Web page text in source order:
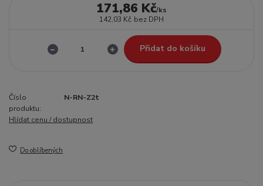
171,86 Kč/ks
142,03 Kč bez DPH
Přidat do košíku
Číslo
produktu:
N-RN-Z2t
Hlídat cenu / dostupnost
Do oblíbených